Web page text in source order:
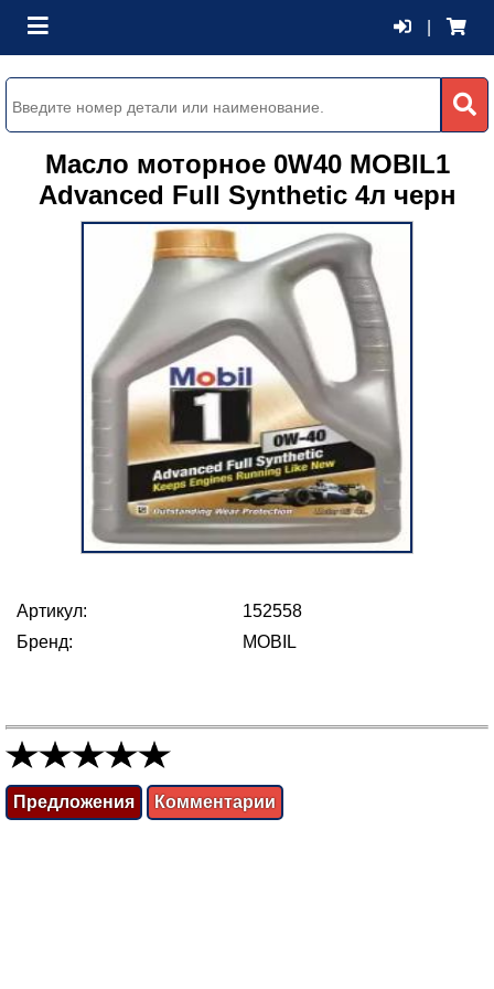
Масло моторное 0W40 MOBIL1
Advanced Full Synthetic 4л черн
Артикул:
152558
Бренд:
MOBIL
Предложения Комментарии